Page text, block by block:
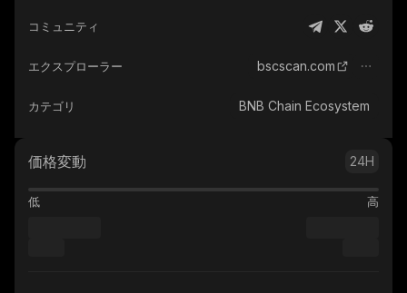
コミュニティ
エクスプローラー bscscan.com
カテゴリ BNB Chain Ecosystem
価格変動 24H
低 高